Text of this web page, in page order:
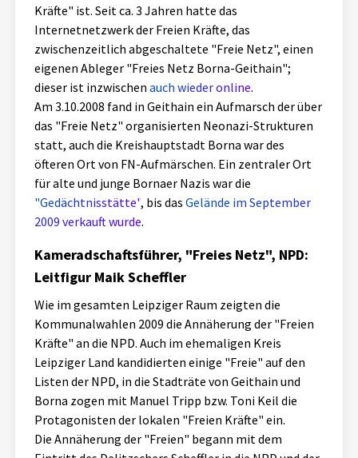
Kräfte" ist. Seit ca. 3 Jahren hatte das
Internetnetzwerk der Freien Kräfte, das
zwischenzeitlich abgeschaltete "Freie Netz", einen
eigenen Ableger "Freies Netz Borna-Geithain";
dieser ist inzwischen auch wieder online.
Am 3.10.2008 fand in Geithain ein Aufmarsch der über
das "Freie Netz" organisierten Neonazi-Strukturen
statt, auch die Kreishauptstadt Borna war des
öfteren Ort von FN-Aufmärschen. Ein zentraler Ort
für alte und junge Bornaer Nazis war die
"Gedächtnisstätte", bis das Gelände im September
2009 verkauft wurde.
Kameradschaftsführer, "Freies Netz", NPD:
Leitfigur Maik Scheffler
Wie im gesamten Leipziger Raum zeigten die
Kommunalwahlen 2009 die Annäherung der "Freien
Kräfte" an die NPD. Auch im ehemaligen Kreis
Leipziger Land kandidierten einige "Freie" auf den
Listen der NPD, in die Stadträte von Geithain und
Borna zogen mit Manuel Tripp bzw. Toni Keil die
Protagonisten der lokalen "Freien Kräfte" ein.
Die Annäherung der "Freien" begann mit dem